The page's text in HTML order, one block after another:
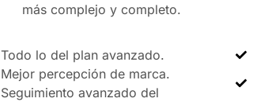
más complejo y completo.
Todo lo del plan avanzado.
Mejor percepción de marca.
Seguimiento avanzado del